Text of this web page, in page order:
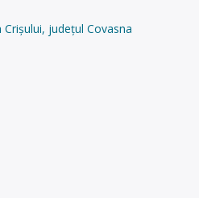
Crișului, județul Covasna